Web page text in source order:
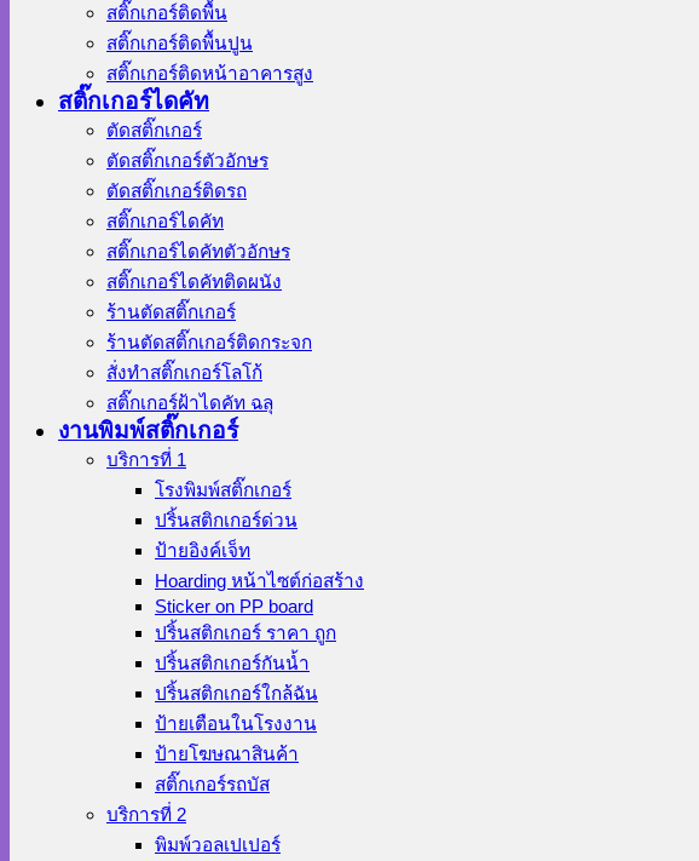
สติ๊กเกอร์ติดพื้น
สติ๊กเกอร์ติดพื้นปูน
สติ๊กเกอร์ติดหน้าอาคารสูง
สติ๊กเกอร์ไดคัท
ตัดสติ๊กเกอร์
ตัดสติ๊กเกอร์ตัวอักษร
ตัดสติ๊กเกอร์ติดรถ
สติ๊กเกอร์ไดคัท
สติ๊กเกอร์ไดคัทตัวอักษร
สติ๊กเกอร์ไดคัทติดผนัง
ร้านตัดสติ๊กเกอร์
ร้านตัดสติ๊กเกอร์ติดกระจก
สั่งทําสติ๊กเกอร์โลโก้
สติ๊กเกอร์ฝ้าไดคัท ฉลุ
งานพิมพ์สติ๊กเกอร์
บริการที่ 1
โรงพิมพ์สติ๊กเกอร์
ปริ้นสติกเกอร์ด่วน
ป้ายอิงค์เจ็ท
Hoarding หน้าไซต์ก่อสร้าง
Sticker on PP board
ปริ้นสติกเกอร์ ราคา ถูก
ปริ้นสติกเกอร์กันน้ำ
ปริ้นสติกเกอร์ใกล้ฉัน
ป้ายเตือนในโรงงาน
ป้ายโฆษณาสินค้า
สติ๊กเกอร์รถบัส
บริการที่ 2
พิมพ์วอลเปเปอร์